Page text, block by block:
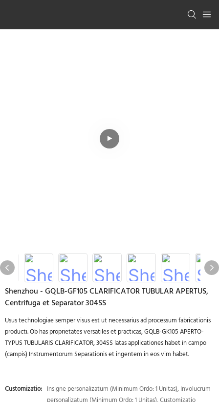
Shenzhou - GQLB-GF105 CLARIFICATOR TUBULAR APERTUS,
Centrifuga et Separator 304SS
Usus technologiae semper visus est ut necessarius ad processum fabricationis
producti. Ob has proprietates versatiles et practicas, GQLB-GK105 APERTO-
TYPUS TUBULARIS CLARIFICATOR, 304SS latas applicationes habet in campo
(campis) Instrumentorum Separationis et ingentem in eos vim habet.
Customizatio: Insigne personalizatum (Minimum Ordo: 1 Unitas), Involucrum